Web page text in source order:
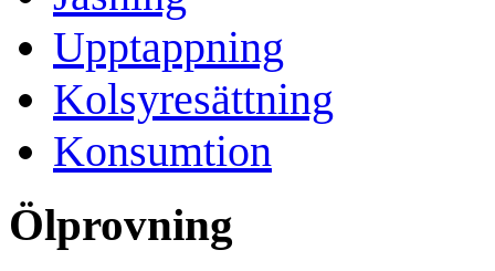
Upptappning
Kolsyresättning
Konsumtion
Ölprovning